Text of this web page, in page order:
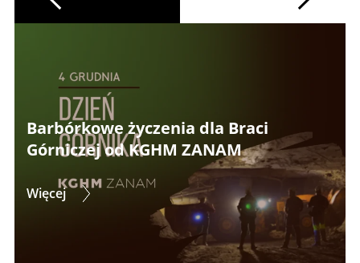
Barbórkowe życzenia dla Braci
Górniczej od KGHM ZANAM
Więcej